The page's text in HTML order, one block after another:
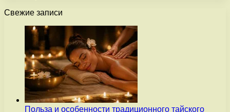
Свежие записи
Польза и особенности традиционного тайского